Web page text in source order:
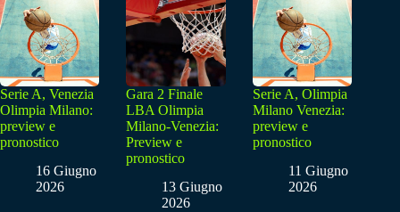
Serie A, Venezia
Olimpia Milano:
preview e
pronostico
16 Giugno
2026
Gara 2 Finale
LBA Olimpia
Milano-Venezia:
Preview e
pronostico
13 Giugno
2026
Serie A, Olimpia
Milano Venezia:
preview e
pronostico
11 Giugno
2026